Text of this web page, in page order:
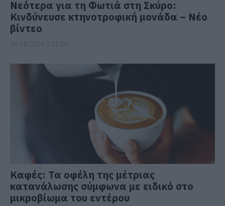
Νεότερα για τη Φωτιά στη Σκύρο:
Κινδύνευσε κτηνοτροφική μονάδα – Νέο
βίντεο
Καφές: Τα οφέλη της μέτριας
κατανάλωσης σύμφωνα με ειδικό στο
μικροβίωμα του εντέρου